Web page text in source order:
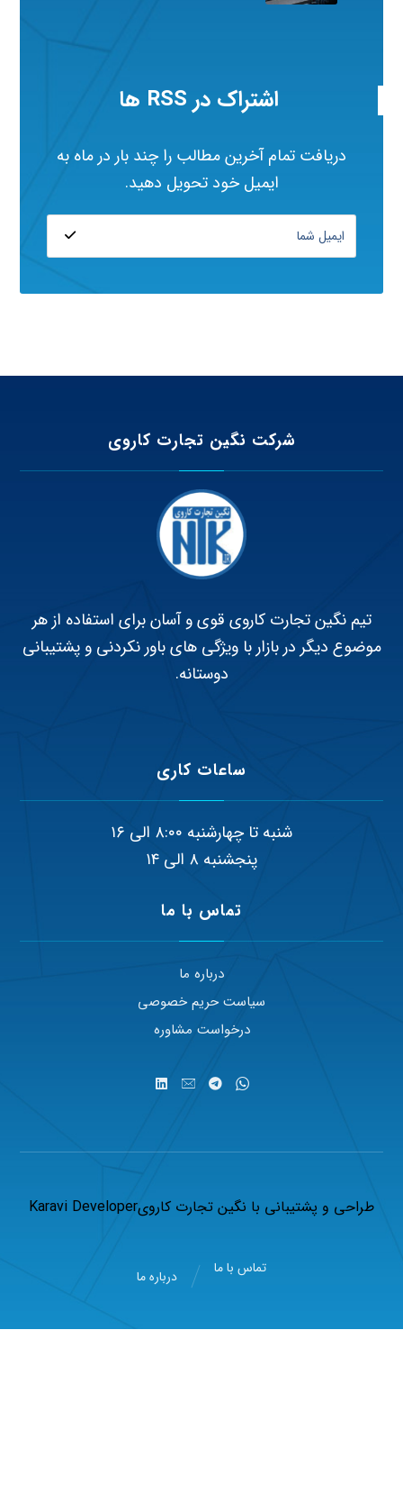
اشتراک در RSS ها
دریافت تمام آخرین مطالب را چند بار در ماه به
ایمیل خود تحویل دهید.
شرکت نگین تجارت کاروی
تیم نگین تجارت کاروی قوی و آسان برای استفاده از هر
موضوع دیگر در بازار با ویژگی های باور نکردنی و پشتیبانی
دوستانه.
ساعات کاری
شنبه تا چهارشنبه ۸:۰۰ الی ۱۶
پنجشنبه ۸ الی ۱۴
تماس با ما
درباره ما
سیاست حریم خصوصی
درخواست مشاوره
طراحی و پشتیبانی با نگین تجارت کارویKaravi Developer
تماس با ما درباره ما